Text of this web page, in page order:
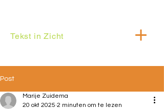
Tekst in Zicht
Post
Marije Zuidema
20 okt 2025 2 minuten om te lezen